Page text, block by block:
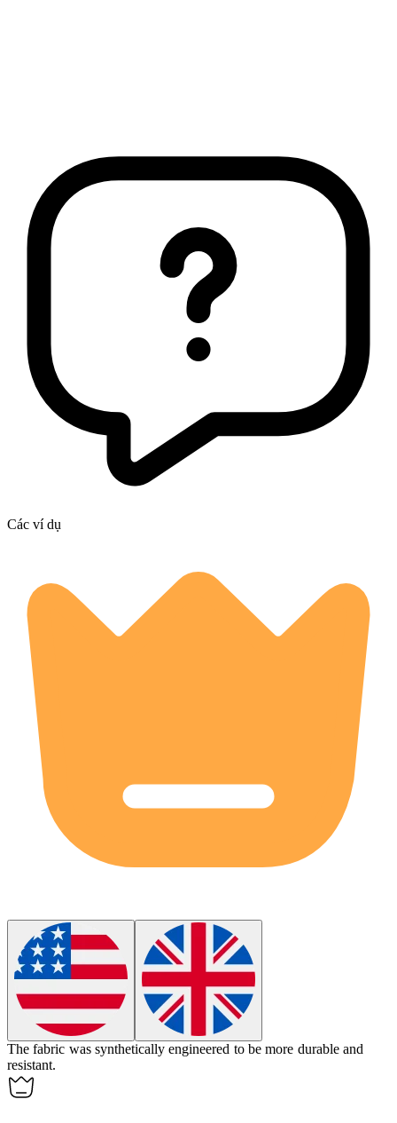
Các ví dụ
The fabric was synthetically engineered to be more durable and
resistant.